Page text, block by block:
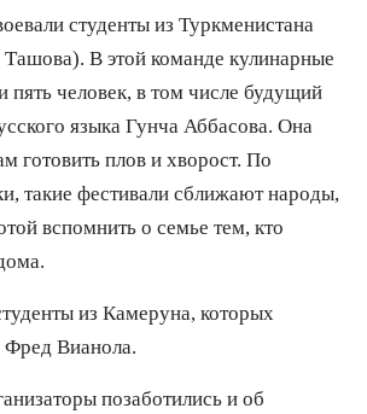
студенты из Туркменистана
В этой команде кулинарные
пять человек, в том числе будущий
языка Гунча Аббасова. Она
готовить плов и хворост. По
такие фестивали сближают народы,
вспомнить о семье тем, кто
из Камеруна, которых
Вианола.
позаботились и об